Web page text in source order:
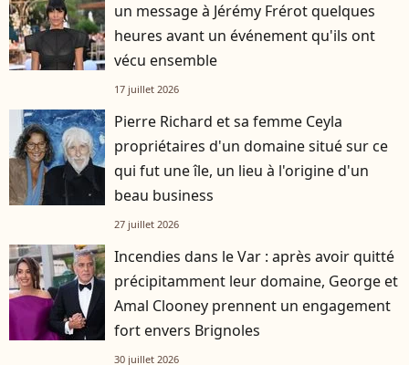
un message à Jérémy Frérot quelques
heures avant un événement qu'ils ont
vécu ensemble
17 juillet 2026
Pierre Richard et sa femme Ceyla
propriétaires d'un domaine situé sur ce
qui fut une île, un lieu à l'origine d'un
beau business
27 juillet 2026
Incendies dans le Var : après avoir quitté
précipitamment leur domaine, George et
Amal Clooney prennent un engagement
fort envers Brignoles
30 juillet 2026